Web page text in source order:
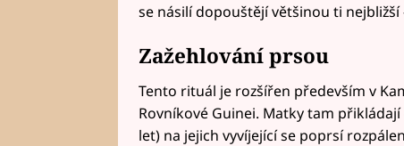
se násilí dopouštějí většinou ti
Zažehlování prsou
Tento rituál je rozšířen především v
Rovníkové Guinei. Matky tam
let) na jejich vyvíjející se poprsí